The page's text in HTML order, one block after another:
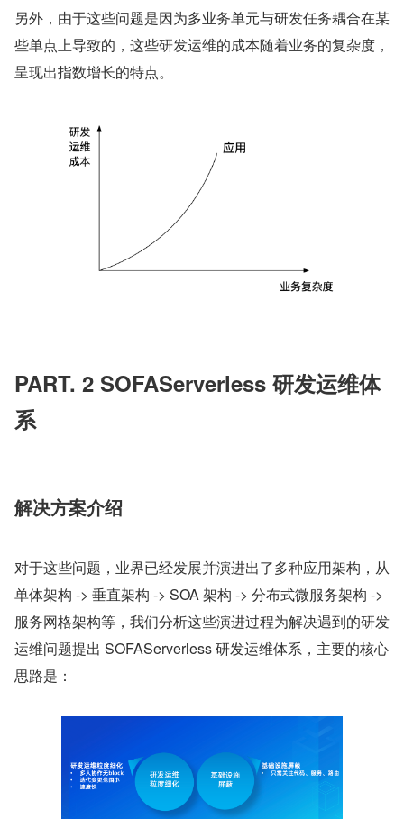
另外，由于这些问题是因为多业务单元与研发任务耦合在某
些单点上导致的，这些研发运维的成本随着业务的复杂度，
呈现出指数增长的特点。
PART. 2 SOFAServerless 研发运维体
系
解决方案介绍
对于这些问题，业界已经发展并演进出了多种应用架构，从
单体架构 -> 垂直架构 -> SOA 架构 -> 分布式微服务架构 ->
服务网格架构等，我们分析这些演进过程为解决遇到的研发
运维问题提出 SOFAServerless 研发运维体系，主要的核心
思路是：